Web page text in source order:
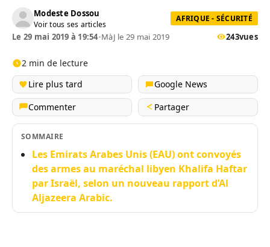
Modeste Dossou
Voir tous ses articles
AFRIQUE - SÉCURITÉ
Le 29 mai 2019 à 19:54•MàJ le 29 mai 2019 243vues
2 min de lecture
Lire plus tard
Google News
Commenter
Partager
SOMMAIRE
Les Emirats Arabes Unis (EAU) ont convoyés
des armes au maréchal libyen Khalifa Haftar
par Israël, selon un nouveau rapport d’Al
Aljazeera Arabic.